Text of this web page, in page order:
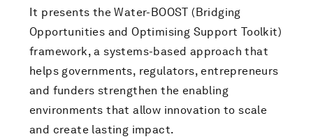
It presents the Water-BOOST (Bridging
Opportunities and Optimising Support Toolkit)
framework, a systems-based approach that
helps governments, regulators, entrepreneurs
and funders strengthen the enabling
environments that allow innovation to scale
and create lasting impact.